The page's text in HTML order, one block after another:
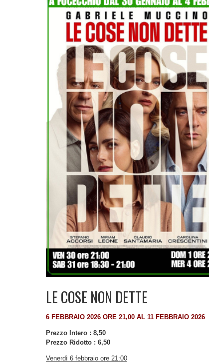
LE COSE NON DETTE
6 FEBBRAIO 2026 ORE 21,00 AL 11 FEBBRAIO 2026
Prezzo Intero : 8,50
Prezzo Ridotto : 6,50
Venerdì 6 febbraio ore 21:00